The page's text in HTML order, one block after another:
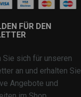
FÜR DEN
Sie sich für unseren
an und erhalten Sie
Angebote und